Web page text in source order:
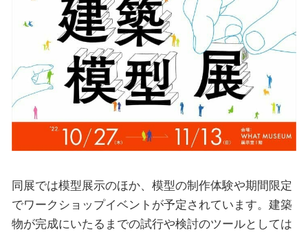
同展では模型展示のほか、模型の制作体験や期間限定
でワークショップイベントが予定されています。建築
物が完成にいたるまでの試行や検討のツールとしては